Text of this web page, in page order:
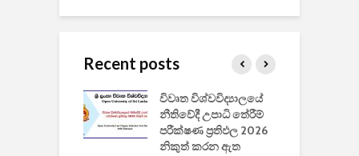
Recent posts
විවෘත විශ්වවිද්‍යාලයේ
නීතිවේදී උපාධි තේරීම්
පරීක්ෂණ ප්‍රතිඵල 2026
නිකුත් කරන ඇත